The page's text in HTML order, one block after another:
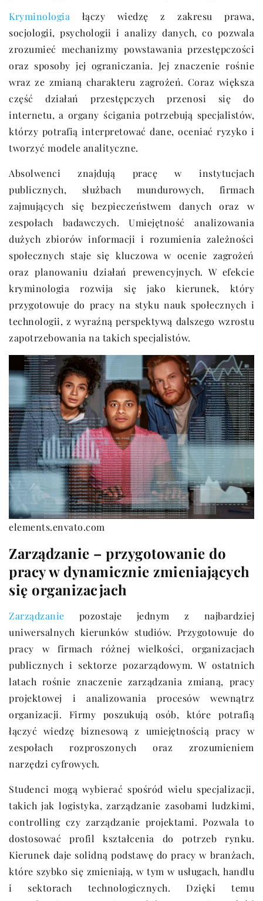
Kryminologia łączy wiedzę z zakresu prawa,
socjologii, psychologii i analizy danych, co pozwala
zrozumieć mechanizmy powstawania przestępczości
oraz sposoby jej ograniczania. Jej znaczenie rośnie
wraz ze zmianą charakteru zagrożeń. Coraz większa
część działań przestępczych przenosi się do
internetu, a organy ścigania potrzebują specjalistów,
którzy potrafią interpretować dane, oceniać ryzyko i
tworzyć modele analityczne.
Absolwenci znajdują pracę w instytucjach
publicznych, służbach mundurowych, firmach
zajmujących się bezpieczeństwem danych oraz w
zespołach badawczych. Umiejętność analizowania
dużych zbiorów informacji i rozumienia zależności
społecznych staje się kluczowa w ocenie zagrożeń
oraz planowaniu działań prewencyjnych. W efekcie
kryminologia rozwija się jako kierunek, który
przygotowuje do pracy na styku nauk społecznych i
technologii, z wyraźną perspektywą dalszego wzrostu
zapotrzebowania na takich specjalistów.
elements.envato.com
Zarządzanie – przygotowanie do
pracy w dynamicznie zmieniających
się organizacjach
Zarządzanie pozostaje jednym z najbardziej
uniwersalnych kierunków studiów. Przygotowuje do
pracy w firmach różnej wielkości, organizacjach
publicznych i sektorze pozarządowym. W ostatnich
latach rośnie znaczenie zarządzania zmianą, pracy
projektowej i analizowania procesów wewnątrz
organizacji. Firmy poszukują osób, które potrafią
łączyć wiedzę biznesową z umiejętnością pracy w
zespołach rozproszonych oraz zrozumieniem
narzędzi cyfrowych.
Studenci mogą wybierać spośród wielu specjalizacji,
takich jak logistyka, zarządzanie zasobami ludzkimi,
controlling czy zarządzanie projektami. Pozwala to
dostosować profil kształcenia do potrzeb rynku.
Kierunek daje solidną podstawę do pracy w branżach,
które szybko się zmieniają, w tym w usługach, handlu
i sektorach technologicznych. Dzięki temu